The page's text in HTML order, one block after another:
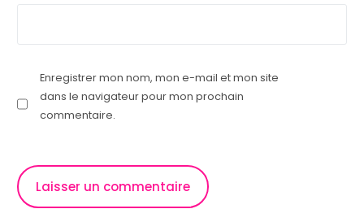
Enregistrer mon nom, mon e-mail et mon site
dans le navigateur pour mon prochain
commentaire.